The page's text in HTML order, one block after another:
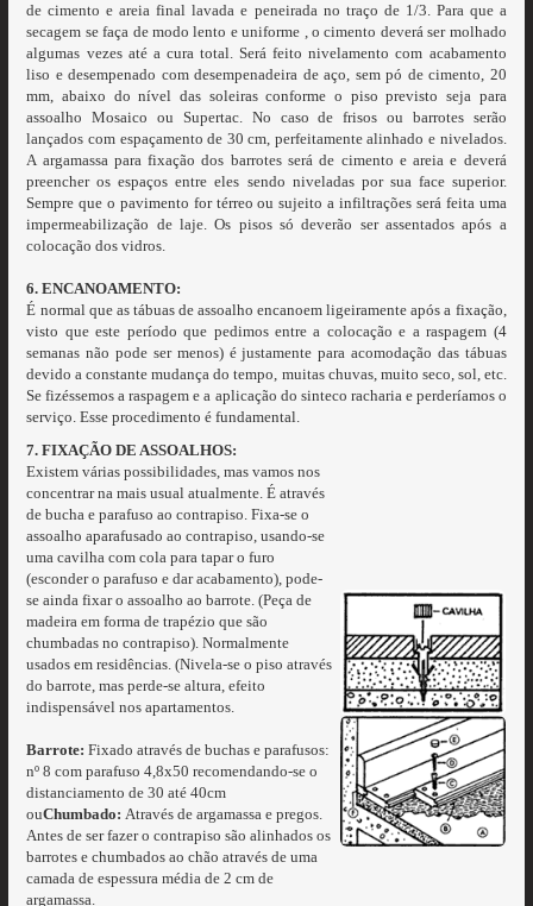
de cimento e areia final lavada e peneirada no traço de 1/3. Para que a
secagem se faça de modo lento e uniforme , o cimento deverá ser molhado
algumas vezes até a cura total. Será feito nivelamento com acabamento
liso e desempenado com desempenadeira de aço, sem pó de cimento, 20
mm, abaixo do nível das soleiras conforme o piso previsto seja para
assoalho Mosaico ou Supertac. No caso de frisos ou barrotes serão
lançados com espaçamento de 30 cm, perfeitamente alinhado e nivelados.
A argamassa para fixação dos barrotes será de cimento e areia e deverá
preencher os espaços entre eles sendo niveladas por sua face superior.
Sempre que o pavimento for térreo ou sujeito a infiltrações será feita uma
impermeabilização de laje. Os pisos só deverão ser assentados após a
colocação dos vidros.
6. ENCANOAMENTO:
É normal que as tábuas de assoalho encanoem ligeiramente após a fixação,
visto que este período que pedimos entre a colocação e a raspagem (4
semanas não pode ser menos) é justamente para acomodação das tábuas
devido a constante mudança do tempo, muitas chuvas, muito seco, sol, etc.
Se fizéssemos a raspagem e a aplicação do sinteco racharia e perderíamos o
serviço. Esse procedimento é fundamental.
7. FIXAÇÃO DE ASSOALHOS:
Existem várias possibilidades, mas vamos nos
concentrar na mais usual atualmente. É através
de bucha e parafuso ao contrapiso. Fixa-se o
assoalho aparafusado ao contrapiso, usando-se
uma cavilha com cola para tapar o furo
(esconder o parafuso e dar acabamento), pode-
se ainda fixar o assoalho ao barrote. (Peça de
madeira em forma de trapézio que são
chumbadas no contrapiso). Normalmente
usados em residências. (Nivela-se o piso através
do barrote, mas perde-se altura, efeito
indispensável nos apartamentos.
Barrote: Fixado através de buchas e parafusos:
nº 8 com parafuso 4,8x50 recomendando-se o
distanciamento de 30 até 40cm
ouChumbado: Através de argamassa e pregos.
Antes de ser fazer o contrapiso são alinhados os
barrotes e chumbados ao chão através de uma
camada de espessura média de 2 cm de
argamassa.